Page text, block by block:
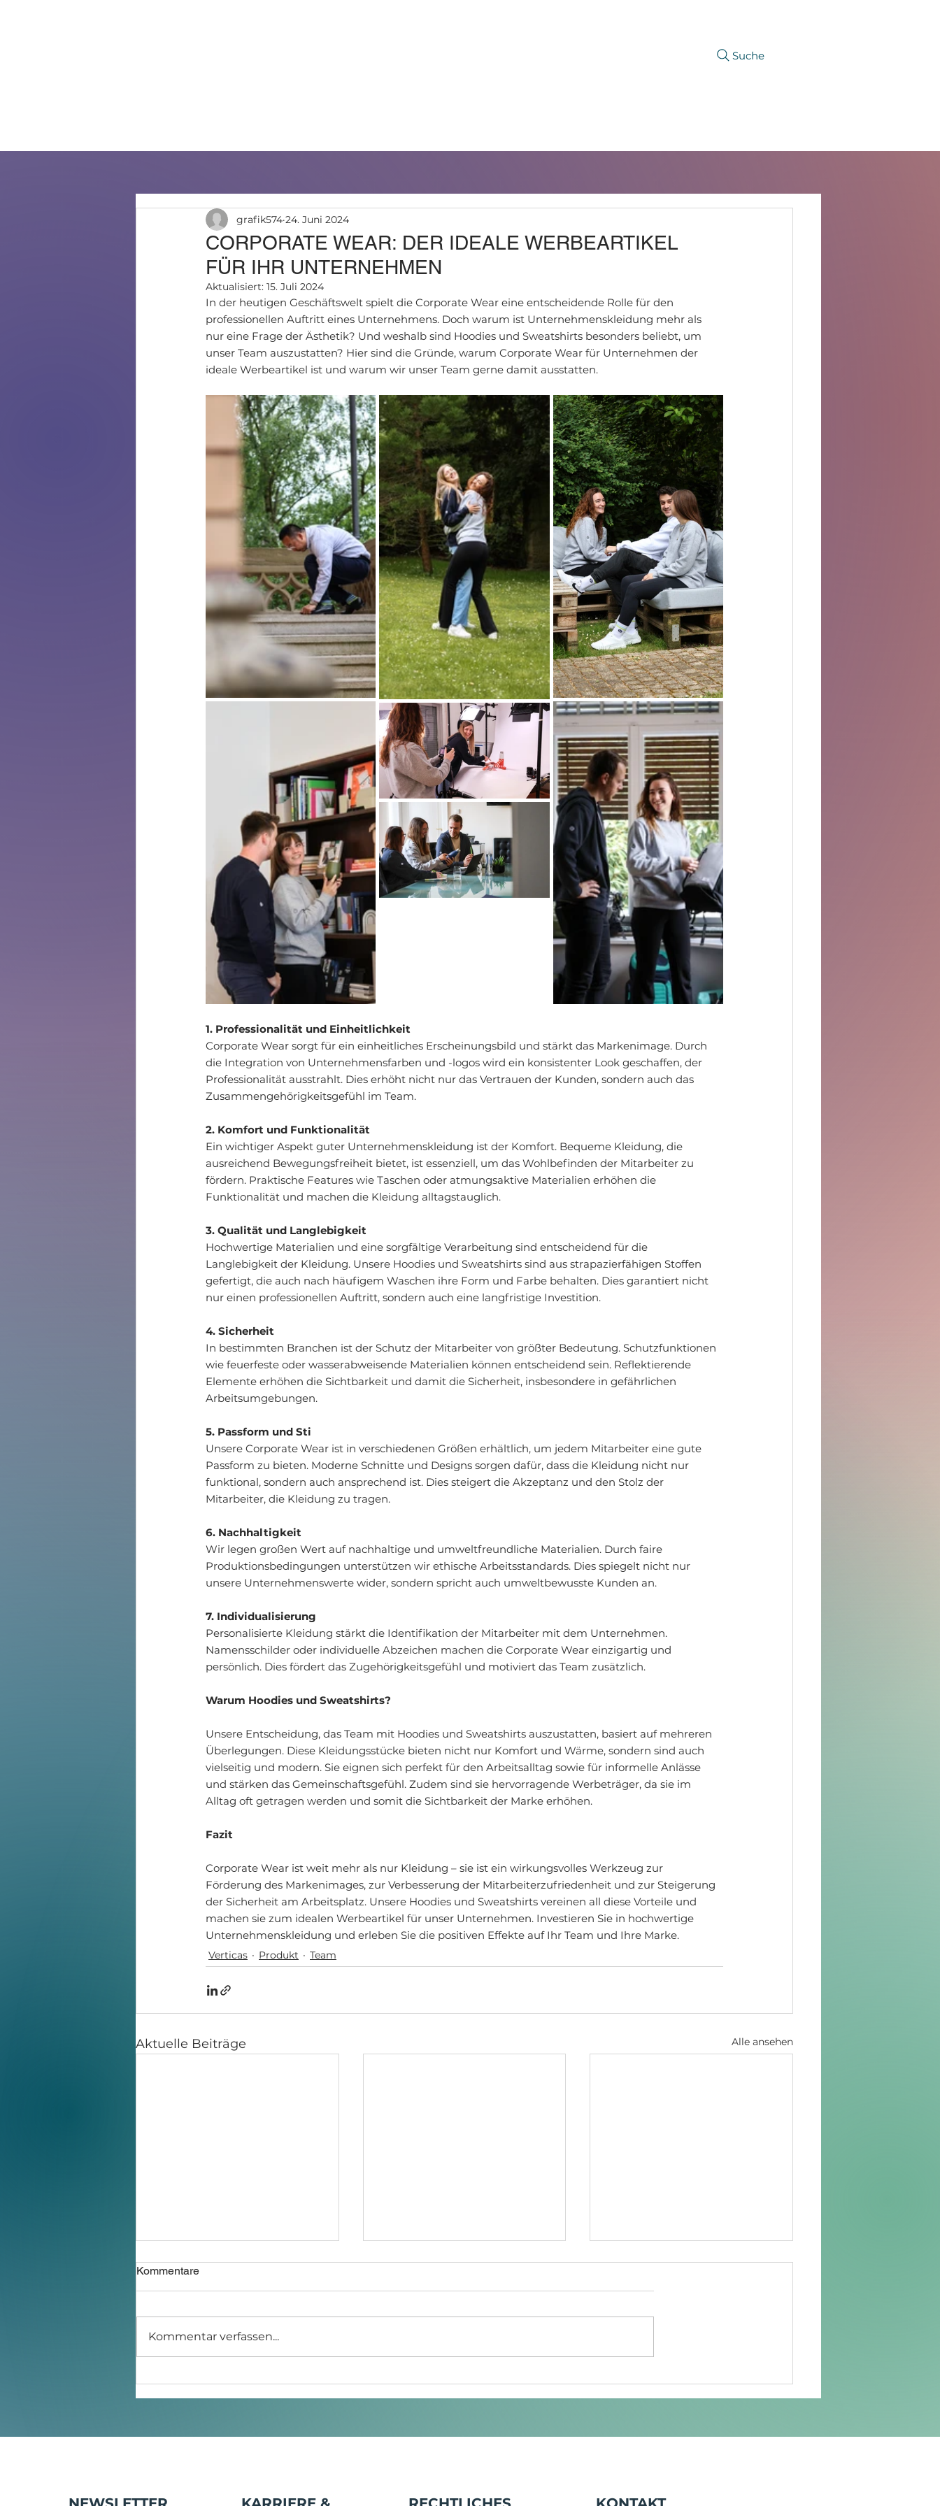
Suche
CORPORATE WEAR: DER IDEALE WERBEARTIKEL
FÜR IHR UNTERNEHMEN
grafik574 24. Juni 2024
Aktualisiert: 15. Juli 2024
In der heutigen Geschäftswelt spielt die Corporate Wear eine entscheidende Rolle für den
professionellen Auftritt eines Unternehmens. Doch warum ist Unternehmenskleidung mehr als
nur eine Frage der Ästhetik? Und weshalb sind Hoodies und Sweatshirts besonders beliebt, um
unser Team auszustatten? Hier sind die Gründe, warum Corporate Wear für Unternehmen der
ideale Werbeartikel ist und warum wir unser Team gerne damit ausstatten.
1. Professionalität und Einheitlichkeit
Corporate Wear sorgt für ein einheitliches Erscheinungsbild und stärkt das Markenimage. Durch
die Integration von Unternehmensfarben und -logos wird ein konsistenter Look geschaffen, der
Professionalität ausstrahlt. Dies erhöht nicht nur das Vertrauen der Kunden, sondern auch das
Zusammengehörigkeitsgefühl im Team.
2. Komfort und Funktionalität
Ein wichtiger Aspekt guter Unternehmenskleidung ist der Komfort. Bequeme Kleidung, die
ausreichend Bewegungsfreiheit bietet, ist essenziell, um das Wohlbefinden der Mitarbeiter zu
fördern. Praktische Features wie Taschen oder atmungsaktive Materialien erhöhen die
Funktionalität und machen die Kleidung alltagstauglich.
3. Qualität und Langlebigkeit
Hochwertige Materialien und eine sorgfältige Verarbeitung sind entscheidend für die
Langlebigkeit der Kleidung. Unsere Hoodies und Sweatshirts sind aus strapazierfähigen Stoffen
gefertigt, die auch nach häufigem Waschen ihre Form und Farbe behalten. Dies garantiert nicht
nur einen professionellen Auftritt, sondern auch eine langfristige Investition.
4. Sicherheit
In bestimmten Branchen ist der Schutz der Mitarbeiter von größter Bedeutung. Schutzfunktionen
wie feuerfeste oder wasserabweisende Materialien können entscheidend sein. Reflektierende
Elemente erhöhen die Sichtbarkeit und damit die Sicherheit, insbesondere in gefährlichen
Arbeitsumgebungen.
5. Passform und Sti
Unsere Corporate Wear ist in verschiedenen Größen erhältlich, um jedem Mitarbeiter eine gute
Passform zu bieten. Moderne Schnitte und Designs sorgen dafür, dass die Kleidung nicht nur
funktional, sondern auch ansprechend ist. Dies steigert die Akzeptanz und den Stolz der
Mitarbeiter, die Kleidung zu tragen.
6. Nachhaltigkeit
Wir legen großen Wert auf nachhaltige und umweltfreundliche Materialien. Durch faire
Produktionsbedingungen unterstützen wir ethische Arbeitsstandards. Dies spiegelt nicht nur
unsere Unternehmenswerte wider, sondern spricht auch umweltbewusste Kunden an.
7. Individualisierung
Personalisierte Kleidung stärkt die Identifikation der Mitarbeiter mit dem Unternehmen.
Namensschilder oder individuelle Abzeichen machen die Corporate Wear einzigartig und
persönlich. Dies fördert das Zugehörigkeitsgefühl und motiviert das Team zusätzlich.
Warum Hoodies und Sweatshirts?
Unsere Entscheidung, das Team mit Hoodies und Sweatshirts auszustatten, basiert auf mehreren
Überlegungen. Diese Kleidungsstücke bieten nicht nur Komfort und Wärme, sondern sind auch
vielseitig und modern. Sie eignen sich perfekt für den Arbeitsalltag sowie für informelle Anlässe
und stärken das Gemeinschaftsgefühl. Zudem sind sie hervorragende Werbeträger, da sie im
Alltag oft getragen werden und somit die Sichtbarkeit der Marke erhöhen.
Fazit
Corporate Wear ist weit mehr als nur Kleidung – sie ist ein wirkungsvolles Werkzeug zur
Förderung des Markenimages, zur Verbesserung der Mitarbeiterzufriedenheit und zur Steigerung
der Sicherheit am Arbeitsplatz. Unsere Hoodies und Sweatshirts vereinen all diese Vorteile und
machen sie zum idealen Werbeartikel für unser Unternehmen. Investieren Sie in hochwertige
Unternehmenskleidung und erleben Sie die positiven Effekte auf Ihr Team und Ihre Marke.
Verticas Produkt Team
Aktuelle Beiträge Alle ansehen
STURM EROBERT
Kommentare
Kommentar verfassen...